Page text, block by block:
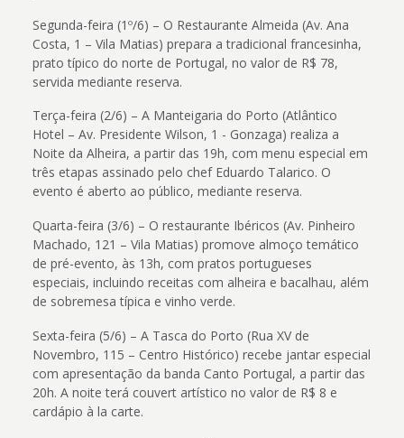
Segunda-feira (1º/6) – O Restaurante Almeida (Av. Ana
Costa, 1 – Vila Matias) prepara a tradicional francesinha,
prato típico do norte de Portugal, no valor de R$ 78,
servida mediante reserva.
Terça-feira (2/6) – A Manteigaria do Porto (Atlântico
Hotel – Av. Presidente Wilson, 1 - Gonzaga) realiza a
Noite da Alheira, a partir das 19h, com menu especial em
três etapas assinado pelo chef Eduardo Talarico. O
evento é aberto ao público, mediante reserva.
Quarta-feira (3/6) – O restaurante Ibéricos (Av. Pinheiro
Machado, 121 – Vila Matias) promove almoço temático
de pré-evento, às 13h, com pratos portugueses
especiais, incluindo receitas com alheira e bacalhau, além
de sobremesa típica e vinho verde.
Sexta-feira (5/6) – A Tasca do Porto (Rua XV de
Novembro, 115 – Centro Histórico) recebe jantar especial
com apresentação da banda Canto Portugal, a partir das
20h. A noite terá couvert artístico no valor de R$ 8 e
cardápio à la carte.